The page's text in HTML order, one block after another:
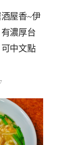
屋香~伊
濃厚台
中文點